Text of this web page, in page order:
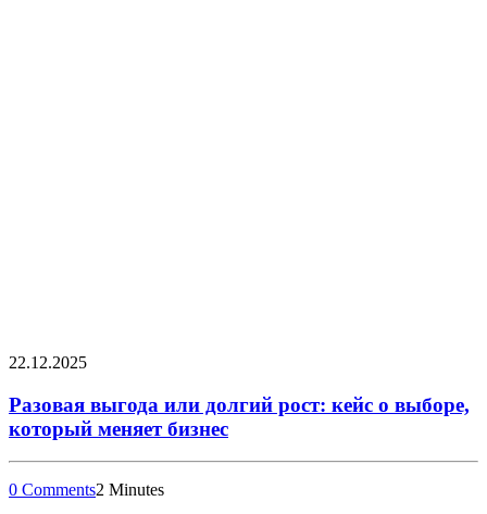
22.12.2025
Разовая выгода или долгий рост: кейс о выборе,
который меняет бизнес
0 Comments2 Minutes